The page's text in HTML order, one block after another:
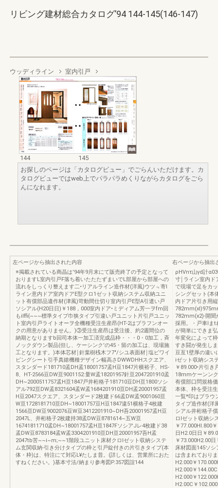
リビング建材総合カタログ’94 144-145(146-147)
ウッディライン 室内引戸
144
145
お探しのページは「カタログビュー」でごらんいただけます。カ
タログビューではweb上でパラパラめくりながらカタログをごら
んになれます。
左ページから抽出された内容
※掲載されている商晶は'94年9月末にて販売終了の予定となって
おりますL室内引戸F落ち着いたたたずまいでL部屋から部屋への
流れをしっくり整えます二•リアルライン造作材(洋風)ウツ﹃寄l
ライン意内ドア室内ドアE型クロ1ゼット収納システム収納ユニ
ット有償部品遺作材(津風)苛動間仕切り室内引戸E型A引遣い戸
ソシアル(H20日日)￥188，000室内ドア•ミディアム芳一ヲfm回
もilffi{~~~標準タイプ巾狭タイプ引違い戸ユニット片引戸ユニッ
ト室内引戸ライトオーヲ全機種受注生産昂(HT-2はブラフンオー
クの用意がありません。)③受注生産昂は受注後、約2週間位の
納期となりますb回司本体一加工済完成品枠・・・0・0加工，斉
ノックダウン製品(但し、ケーシンク'の45・留の加工は、現場施
工となります。)本体芯材￨針葉樹桟木フ7"/シユ表面材￨塩ビワイ
ピングシート引手真鎗機種デザイン幅高さDWWDHHスクヱア、
スタンダード181710孟DH孟18001757孟H豆1847片横裕子、HS-
8、HT-2566豆DW亘9001152:量W孟18201957針亘2047201910孟
DH~2000511757孟H亘1847戸井桁格子181710豆DH亘1800ソシ
アル792亘DW孟8321604孟W孟1684201910亘DH孟20001957孟
H豆2047スクエア、スタンダード2枚建ド66孟DW孟9001060亘
W亘1728181710亘DH~18001757豆H豆1847違51横格子4枚建
1566亘DW豆9002076豆W豆3412201910~DH吾20001957孟H豆
2047L、井桁格子2枚建持38孟DW豆8781614~五W亘
16741811710孟DH~18001757孟H亘1847FソシアJレ4枚建ド38
孟DW豆8783184孟W孟3304201910亘DH亘20001957吾H孟
2047tb苦~~i~m;~~1階段ユニット床材クロlゼット収納システ
ム玄関収納-引き分けタイプの枠と引戸錠付きの片引きタイプ(本
体・枠)は、特注にて対応L¥たしま昔。(詳しくは、営業所におた
すねください。)基本寸法/納まり参考図P.357図誼144
右ページから抽出
ρHVnτ山γd計
寸￨ライン室内ド
で現場で足をカ
シングセット(本
内ドア片引き用
782mm(x2)-開聞
採用。・戸車lまt
が簡単にできま
年変化によって
すき闘が発生し
豆亙1壁厚の違い
iゼット収納シス
￥89.000•片引
18mmケーンン
有償部口問規格
本体、枠を受注
一覧*印はブラウ
タイプ造作材(洋
シアル井桁格子
ロlゼット収納シ
￥77.000HI.800
日H2.0日日￥
￥73.000H2.00
床材図面145ソ
は含まれており
H2.000￥
H2.000￥
H2.000￥
H2.00C￥